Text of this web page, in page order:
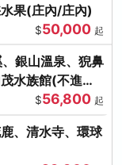
果(庄內/庄內)
$50,000 起
銀山溫泉、猊鼻
水族館(不進店)
$56,800 起
、清水寺、環球